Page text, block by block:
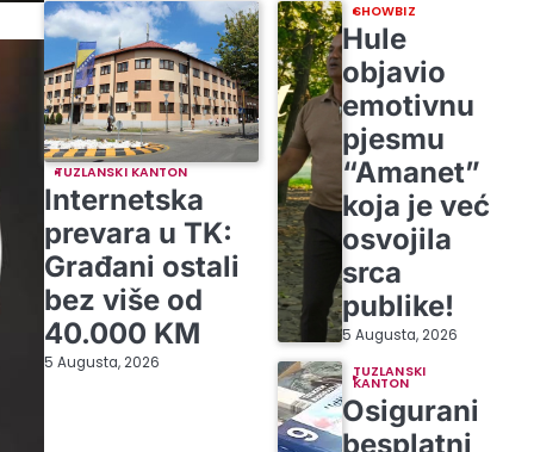
TUZLANSKI KANTON
Internetska
prevara u TK:
Građani ostali
bez više od
40.000 KM
5 Augusta, 2026
SHOWBIZ
Hule
objavio
emotivnu
pjesmu
“Amanet”
koja je već
osvojila
srca
publike!
5 Augusta, 2026
TUZLANSKI
KANTON
Osigurani
besplatni